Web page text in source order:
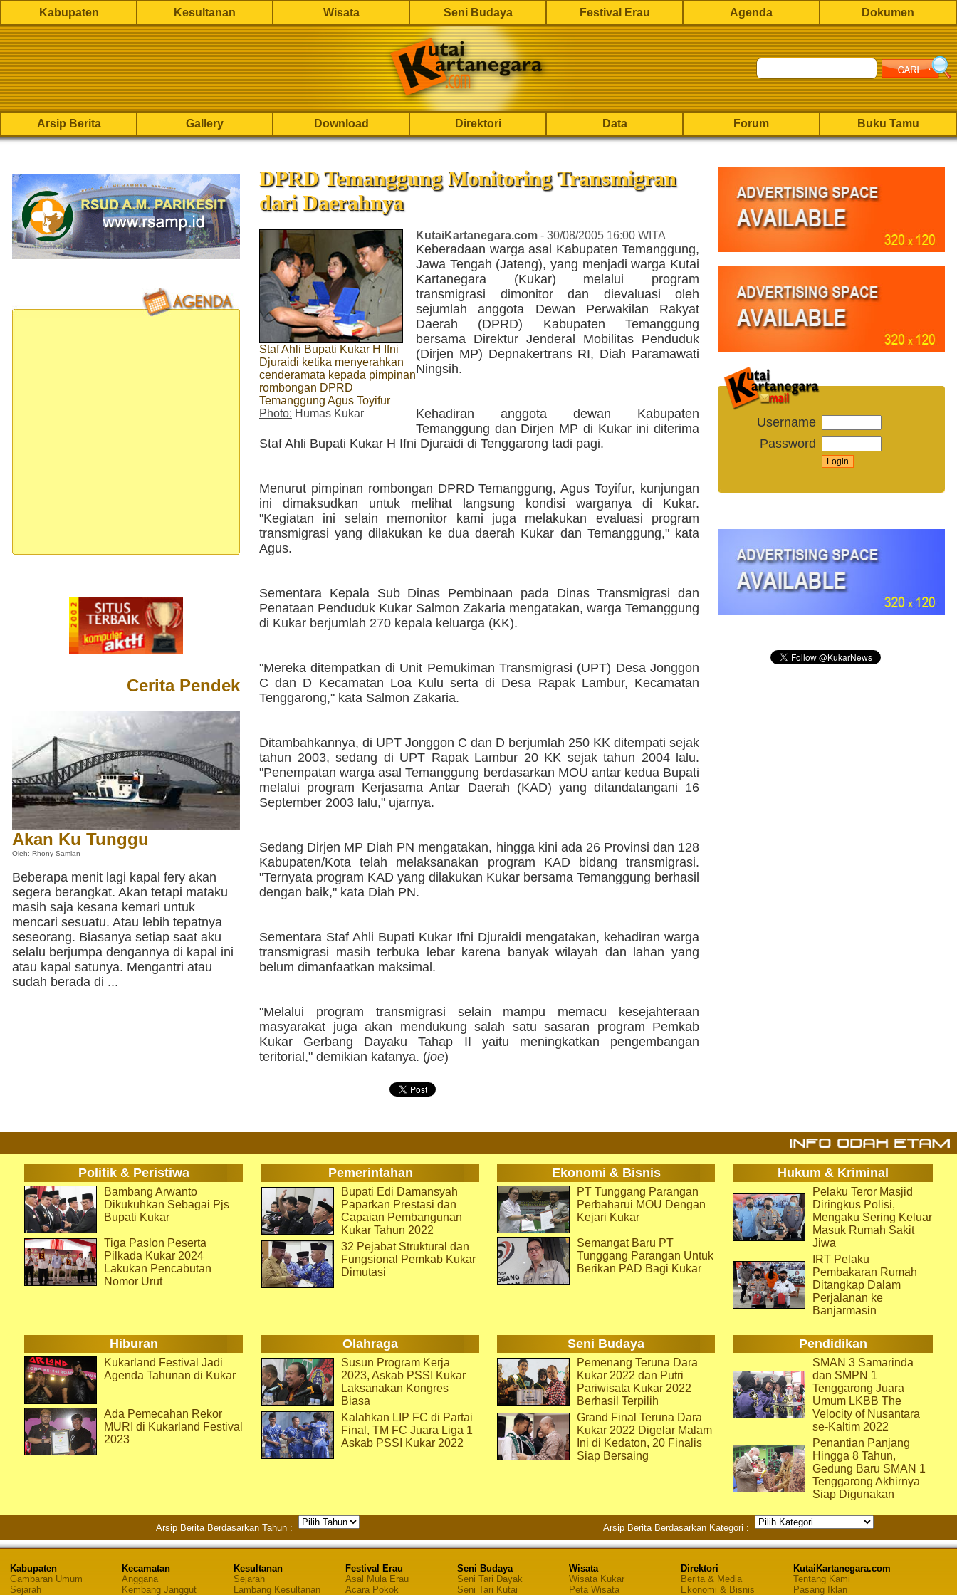
Kabupaten Kesultanan Wisata Seni Budaya Festival Erau Agenda Dokumen
Arsip Berita Gallery Download Direktori Data Forum Buku Tamu
Cerita Pendek
Akan Ku Tunggu
Oleh: Rhony Samlan
Beberapa menit lagi kapal fery akan
segera berangkat. Akan tetapi mataku
masih saja kesana kemari untuk
mencari sesuatu. Atau lebih tepatnya
seseorang. Biasanya setiap saat aku
selalu berjumpa dengannya di kapal ini
atau kapal satunya. Mengantri atau
sudah berada di ...
DPRD Temanggung Monitoring Transmigran
dari Daerahnya
Staf Ahli Bupati Kukar H Ifni
Djuraidi ketika menyerahkan
cenderamata kepada pimpinan
rombongan DPRD
Temanggung Agus Toyifur
Photo: Humas Kukar
KutaiKartanegara.com - 30/08/2005 16:00 WITA
Keberadaan warga asal Kabupaten Temanggung,
Jawa Tengah (Jateng), yang menjadi warga Kutai
Kartanegara (Kukar) melalui program
transmigrasi dimonitor dan dievaluasi oleh
sejumlah anggota Dewan Perwakilan Rakyat
Daerah (DPRD) Kabupaten Temanggung
bersama Direktur Jenderal Mobilitas Penduduk
(Dirjen MP) Depnakertrans RI, Diah Paramawati
Ningsih.
Kehadiran anggota dewan Kabupaten
Temanggung dan Dirjen MP di Kukar ini diterima
Staf Ahli Bupati Kukar H Ifni Djuraidi di Tenggarong tadi pagi.
Menurut pimpinan rombongan DPRD Temanggung, Agus Toyifur, kunjungan
ini dimaksudkan untuk melihat langsung kondisi warganya di Kukar.
"Kegiatan ini selain memonitor kami juga melakukan evaluasi program
transmigrasi yang dilakukan ke dua daerah Kukar dan Temanggung," kata
Agus.
Sementara Kepala Sub Dinas Pembinaan pada Dinas Transmigrasi dan
Penataan Penduduk Kukar Salmon Zakaria mengatakan, warga Temanggung
di Kukar berjumlah 270 kepala keluarga (KK).
"Mereka ditempatkan di Unit Pemukiman Transmigrasi (UPT) Desa Jonggon
C dan D Kecamatan Loa Kulu serta di Desa Rapak Lambur, Kecamatan
Tenggarong," kata Salmon Zakaria.
Ditambahkannya, di UPT Jonggon C dan D berjumlah 250 KK ditempati sejak
tahun 2003, sedang di UPT Rapak Lambur 20 KK sejak tahun 2004 lalu.
"Penempatan warga asal Temanggung berdasarkan MOU antar kedua Bupati
melalui program Kerjasama Antar Daerah (KAD) yang ditandatangani 16
September 2003 lalu," ujarnya.
Sedang Dirjen MP Diah PN mengatakan, hingga kini ada 26 Provinsi dan 128
Kabupaten/Kota telah melaksanakan program KAD bidang transmigrasi.
"Ternyata program KAD yang dilakukan Kukar bersama Temanggung berhasil
dengan baik," kata Diah PN.
Sementara Staf Ahli Bupati Kukar Ifni Djuraidi mengatakan, kehadiran warga
transmigrasi masih terbuka lebar karena banyak wilayah dan lahan yang
belum dimanfaatkan maksimal.
"Melalui program transmigrasi selain mampu memacu kesejahteraan
masyarakat juga akan mendukung salah satu sasaran program Pemkab
Kukar Gerbang Dayaku Tahap II yaitu meningkatkan pengembangan
teritorial," demikian katanya. (joe)
Username
Password
Politik & Peristiwa Pemerintahan Ekonomi & Bisnis Hukum & Kriminal
Bambang Arwanto
Dikukuhkan Sebagai Pjs
Bupati Kukar
Tiga Paslon Peserta
Pilkada Kukar 2024
Lakukan Pencabutan
Nomor Urut
Bupati Edi Damansyah
Paparkan Prestasi dan
Capaian Pembangunan
Kukar Tahun 2022
32 Pejabat Struktural dan
Fungsional Pemkab Kukar
Dimutasi
PT Tunggang Parangan
Perbaharui MOU Dengan
Kejari Kukar
Semangat Baru PT
Tunggang Parangan Untuk
Berikan PAD Bagi Kukar
Pelaku Teror Masjid
Diringkus Polisi,
Mengaku Sering Keluar
Masuk Rumah Sakit
Jiwa
IRT Pelaku
Pembakaran Rumah
Ditangkap Dalam
Perjalanan ke
Banjarmasin
Hiburan Olahraga Seni Budaya Pendidikan
Kukarland Festival Jadi
Agenda Tahunan di Kukar
Ada Pemecahan Rekor
MURI di Kukarland Festival
2023
Susun Program Kerja
2023, Askab PSSI Kukar
Laksanakan Kongres
Biasa
Kalahkan LIP FC di Partai
Final, TM FC Juara Liga 1
Askab PSSI Kukar 2022
Pemenang Teruna Dara
Kukar 2022 dan Putri
Pariwisata Kukar 2022
Berhasil Terpilih
Grand Final Teruna Dara
Kukar 2022 Digelar Malam
Ini di Kedaton, 20 Finalis
Siap Bersaing
SMAN 3 Samarinda
dan SMPN 1
Tenggarong Juara
Umum LKBB The
Velocity of Nusantara
se-Kaltim 2022
Penantian Panjang
Hingga 8 Tahun,
Gedung Baru SMAN 1
Tenggarong Akhirnya
Siap Digunakan
Arsip Berita Berdasarkan Tahun : Arsip Berita Berdasarkan Kategori :
Kabupaten
Gambaran Umum
Sejarah
Kecamatan
Anggana
Kembang Janggut
Kesultanan
Sejarah
Lambang Kesultanan
Festival Erau
Asal Mula Erau
Acara Pokok
Seni Budaya
Seni Tari Dayak
Seni Tari Kutai
Wisata
Wisata Kukar
Peta Wisata
Direktori
Berita & Media
Ekonomi & Bisnis
KutaiKartanegara.com
Tentang Kami
Pasang Iklan